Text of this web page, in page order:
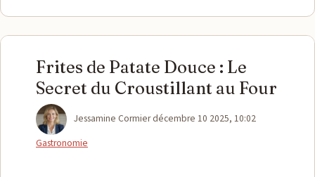
Frites de Patate Douce : Le
Secret du Croustillant au Four
Jessamine Cormierdécembre 10 2025, 10:02
Gastronomie